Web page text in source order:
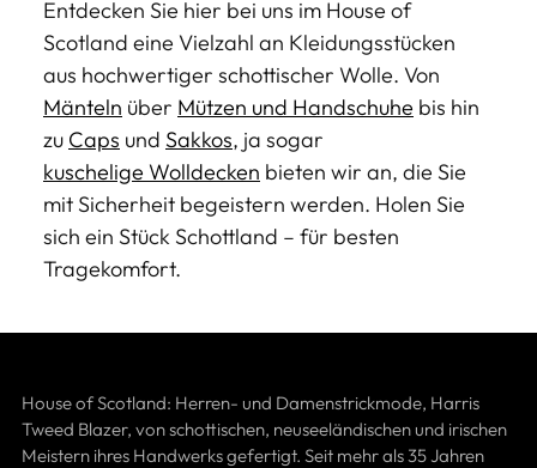
Entdecken Sie hier bei uns im House of
Scotland eine Vielzahl an Kleidungsstücken
aus hochwertiger schottischer Wolle. Von
Mänteln über Mützen und Handschuhe bis hin
zu Caps und Sakkos, ja sogar
kuschelige Wolldecken bieten wir an, die Sie
mit Sicherheit begeistern werden. Holen Sie
sich ein Stück Schottland – für besten
Tragekomfort.
House of Scotland: Herren- und Damenstrickmode, Harris
Tweed Blazer, von schottischen, neuseeländischen und irischen
Meistern ihres Handwerks gefertigt. Seit mehr als 35 Jahren